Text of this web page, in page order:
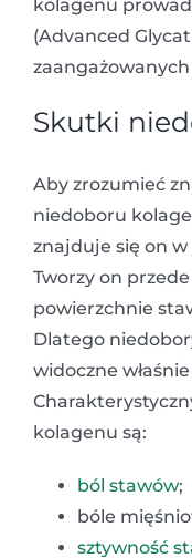
kolagenu
(Advanced
Skutki
Aby zrozumieć
niedoboru
znajduje się on
Tworzy on
powierzchnie
Dlatego
widoczne
kolagenu są:
ból stawów;
bóle
sztywność